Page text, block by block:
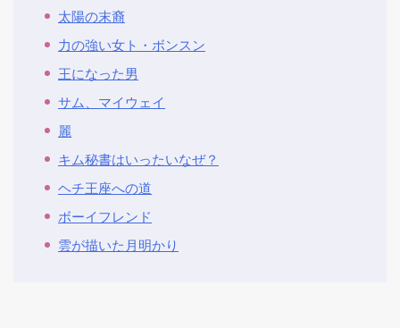
太陽の末裔
力の強い女ト・ボンスン
王になった男
サム、マイウェイ
麗
キム秘書はいったいなぜ？
ヘチ王座への道
ボーイフレンド
雲が描いた月明かり